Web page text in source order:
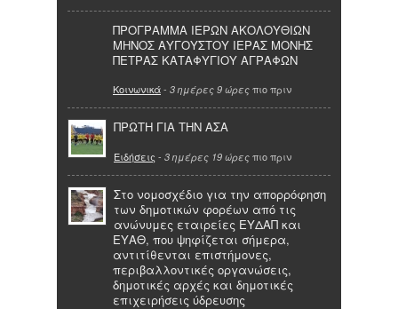
ΠΡΟΓΡΑΜΜΑ ΙΕΡΩΝ ΑΚΟΛΟΥΘΙΩΝ
ΜΗΝΟΣ ΑΥΓΟΥΣΤΟΥ ΙΕΡΑΣ ΜΟΝΗΣ
ΠΕΤΡΑΣ ΚΑΤΑΦΥΓΙΟΥ ΑΓΡΑΦΩΝ
Κοινωνικά- 3 ημέρες 9 ώρες πιο πριν
ΠΡΩΤΗ ΓΙΑ ΤΗΝ ΑΣΑ
Ειδήσεις - 3 ημέρες 19 ώρες πιο πριν
Στο νομοσχέδιο για την απορρόφηση
των δημοτικών φορέων από τις
ανώνυμες εταιρείες ΕΥΔΑΠ και
ΕΥΑΘ, που ψηφίζεται σήμερα,
αντιτίθενται επιστήμονες,
περιβαλλοντικές οργανώσεις,
δημοτικές αρχές και δημοτικές
επιχειρήσεις ύδρευσης